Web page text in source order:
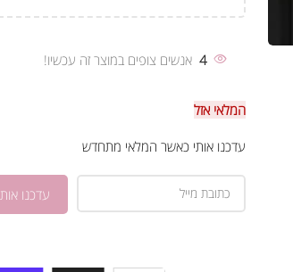
4 אנשים צופים במוצר זה עכשיו!
המלאי אזל
עדכנו אותי כאשר המלאי מתחדש